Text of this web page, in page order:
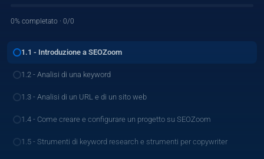
0% completato · 0/0
1.1 - Introduzione a SEOZoom
1.2 - Analisi di una keyword
1.3 - Analisi di un URL e di un sito web
1.4 - Come creare e configurare un progetto su SEOZoom
1.5 - Strumenti di keyword research e strumenti per copywriter